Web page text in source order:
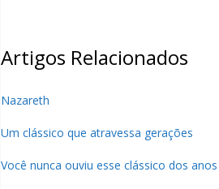
Artigos Relacionados
Nazareth
Um clássico que atravessa gerações
Você nunca ouviu esse clássico dos